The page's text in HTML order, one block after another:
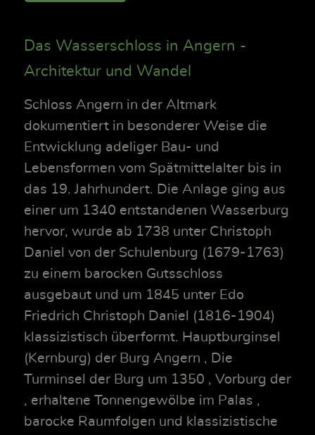
Das Wasserschloss in Angern -
Architektur und Wandel
Schloss Angern in der Altmark
dokumentiert in besonderer Weise die
Entwicklung adeliger Bau- und
Lebensformen vom Spätmittelalter bis in
das 19. Jahrhundert. Die Anlage ging aus
einer um 1340 entstandenen Wasserburg
hervor, wurde ab 1738 unter Christoph
Daniel von der Schulenburg (1679-1763)
zu einem barocken Gutsschloss
ausgebaut und um 1845 unter Edo
Friedrich Christoph Daniel (1816-1904)
klassizistisch überformt. Hauptburginsel
(Kernburg) der Burg Angern , Die
Turminsel der Burg um 1350 , Vorburg der
, erhaltene Tonnengewölbe im Palas ,
barocke Raumfolgen und klassizistische